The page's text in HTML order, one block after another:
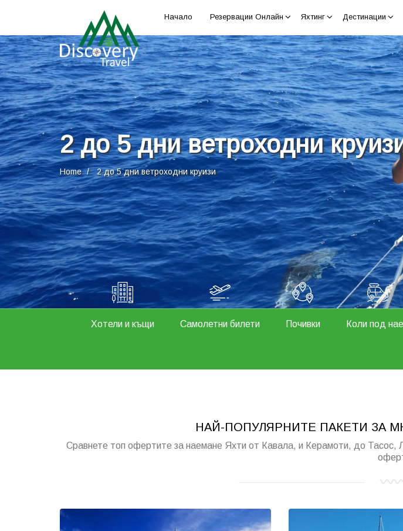
Начало Резервации Онлайн Яхтинг Дестинации
2 до 5 дни ветроходни
Home 2 до 5 дни ветроходни круизи
Хотели и къщи Самолетни билети Почивки Коли под
НАЙ-ПОПУЛЯРНИТЕ ПАКЕТИ ЗА
Сравнете топ офертите за наемане Яхти от Кавала, и Керамоти, до